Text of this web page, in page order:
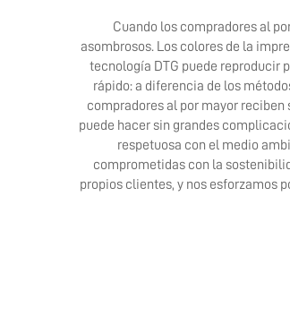
Cuando los compradores al
asombrosos. Los colores de la
tecnología DTG puede reproducir
rápido: a diferencia de los
compradores al por mayor
puede hacer sin grandes
respetuosa con el medio
comprometidas con la
propios clientes, y nos esforzamos